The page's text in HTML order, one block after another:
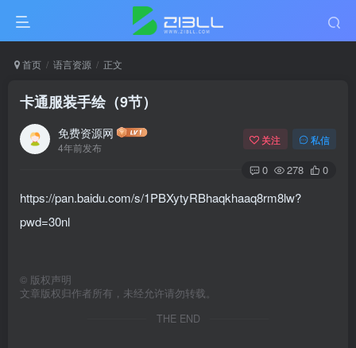
首页 语言资源 正文
卡通服装手绘（9节）
免费资源网
4年前发布
关注 私信
0 278 0
https://pan.baidu.com/s/1PBXytyRBhaqkhaaq8rm8lw?
pwd=30nl
© 版权声明
文章版权归作者所有，未经允许请勿转载。
THE END